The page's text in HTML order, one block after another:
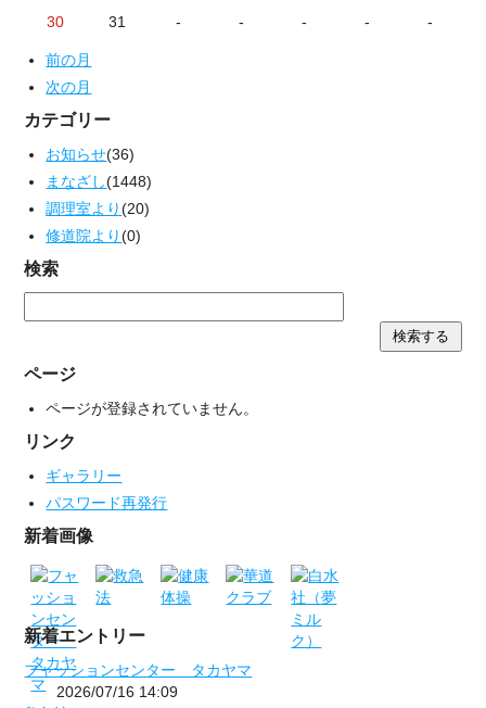
30
31 - - - - -
前の月
次の月
カテゴリー
お知らせ(36)
まなざし(1448)
調理室より(20)
修道院より(0)
検索
ページ
ページが登録されていません。
リンク
ギャラリー
パスワード再発行
新着画像
新着エントリー
フャッションセンター タカヤマ
2026/07/16 14:09